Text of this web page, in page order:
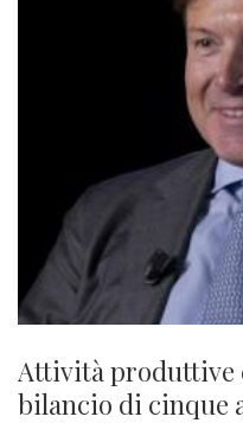
Attività produttive
bilancio di cinque